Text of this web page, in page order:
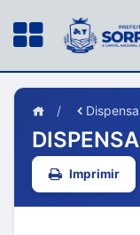
/
Imprimir